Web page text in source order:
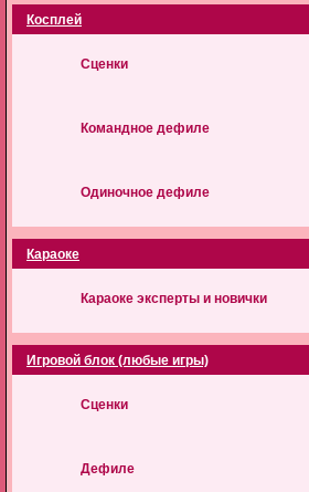
Косплей
Сценки
Командное дефиле
Одиночное дефиле
Караоке
Караоке эксперты и новички
Игровой блок (любые игры)
Сценки
Дефиле